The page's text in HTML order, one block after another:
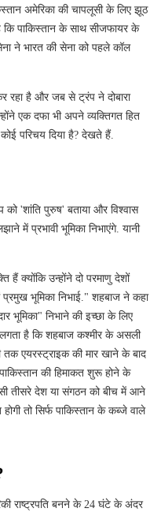
अमेरिका की चापलूसी के लिए झूठ
कि पाकिस्तान के साथ सीजफायर के
ने भारत की सेना को पहले कॉल
रहा है और जब से ट्रंप ने दोबारा
एक दफा भी अपने व्यक्तिगत हित
परिचय दिया है? देखते हैं.
को 'शांति पुरुष' बताया और विश्वास
में प्रभावी भूमिका निभाएंगे. यानी
हैं क्योंकि उन्होंने दो परमाणु देशों
भूमिका निभाई." शहबाज ने कहा
भूमिका" निभाने की इच्छा के लिए
है कि शहबाज कश्मीर के असली
एयरस्ट्राइक की मार खाने के बाद
की हिमाकत शुरू होने के
तीसरे देश या संगठन को बीच में आने
तो सिर्फ पाकिस्तान के कब्जे वाले
राष्ट्रपति बनने के 24 घंटे के अंदर